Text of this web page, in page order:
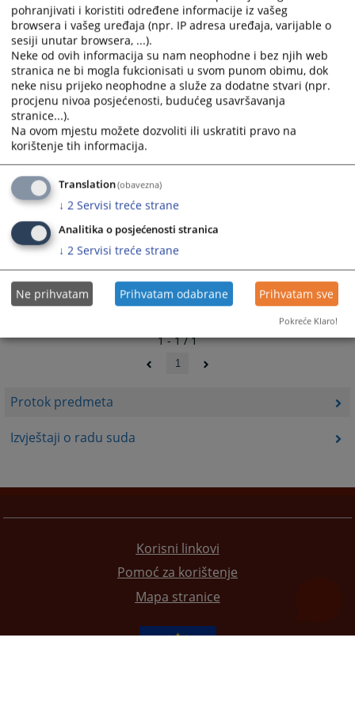
Protok predmeta
Izvještaji o radu suda
and
select
a
date.
Press
the
question
mark
key
to
get
the
keyboard
shortcuts
changing
dates.
and
select
a
date.
Press
the
mark
key
to
get
the
keyboard
for
changing
dates.
1 - 1 / 1
1
Korisni linkovi
Pomoć za korištenje
Mapa stranice
pohranjivati i koristiti određene informacije iz vašeg
browsera i vašeg uređaja (npr. IP adresa uređaja, varijable o
sesiji unutar browsera, ...).
Neke od ovih informacija su nam neophodne i bez njih web
stranica ne bi mogla fukcionisati u svom punom obimu, dok
neke nisu prijeko neophodne a služe za dodatne stvari (npr.
procjenu nivoa posjećenosti, budućeg usavršavanja
stranice...).
Na ovom mjestu možete dozvoliti ili uskratiti pravo na
korištenje tih informacija.
Translation(obavezna)
↓ 2 Servisi treće strane
Analitika o posjećenosti stranica
↓ 2 Servisi treće strane
Ne prihvatam Prihvatam odabrane Prihvatam sve
Pokreće Klaro!